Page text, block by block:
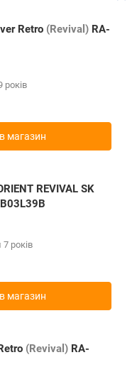
Retro (Revival) RA-
магазин
REVIVAL SK
років
магазин
(Revival) RA-